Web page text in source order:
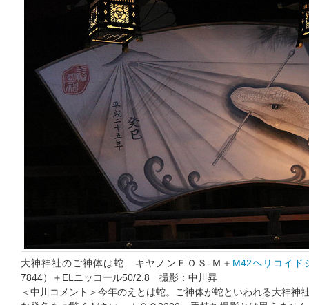
大神神社のご神体は蛇 キヤノンＥＯＳ-Ｍ＋ M42ヘリコイド
7844）＋ELニッコール50/2.8 撮影：中川昇
＜中川コメント＞今年のえとは蛇。ご神体が蛇といわれる大神神